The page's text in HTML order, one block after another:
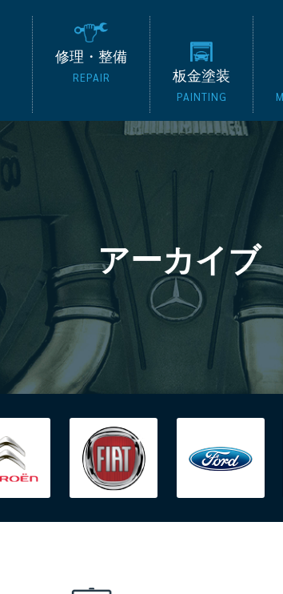
外車専門整備工
修理・整備
REPAIR 板金塗装
PAINTING
アーカイブ